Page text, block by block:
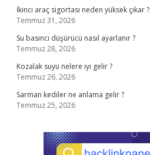
İkinci araç sigortası neden yüksek çıkar ?
Temmuz 31, 2026
Su basıncı düşürücü nasıl ayarlanır ?
Temmuz 28, 2026
Kozalak suyu nelere iyi gelir ?
Temmuz 26, 2026
Sarman kediler ne anlama gelir ?
Temmuz 25, 2026